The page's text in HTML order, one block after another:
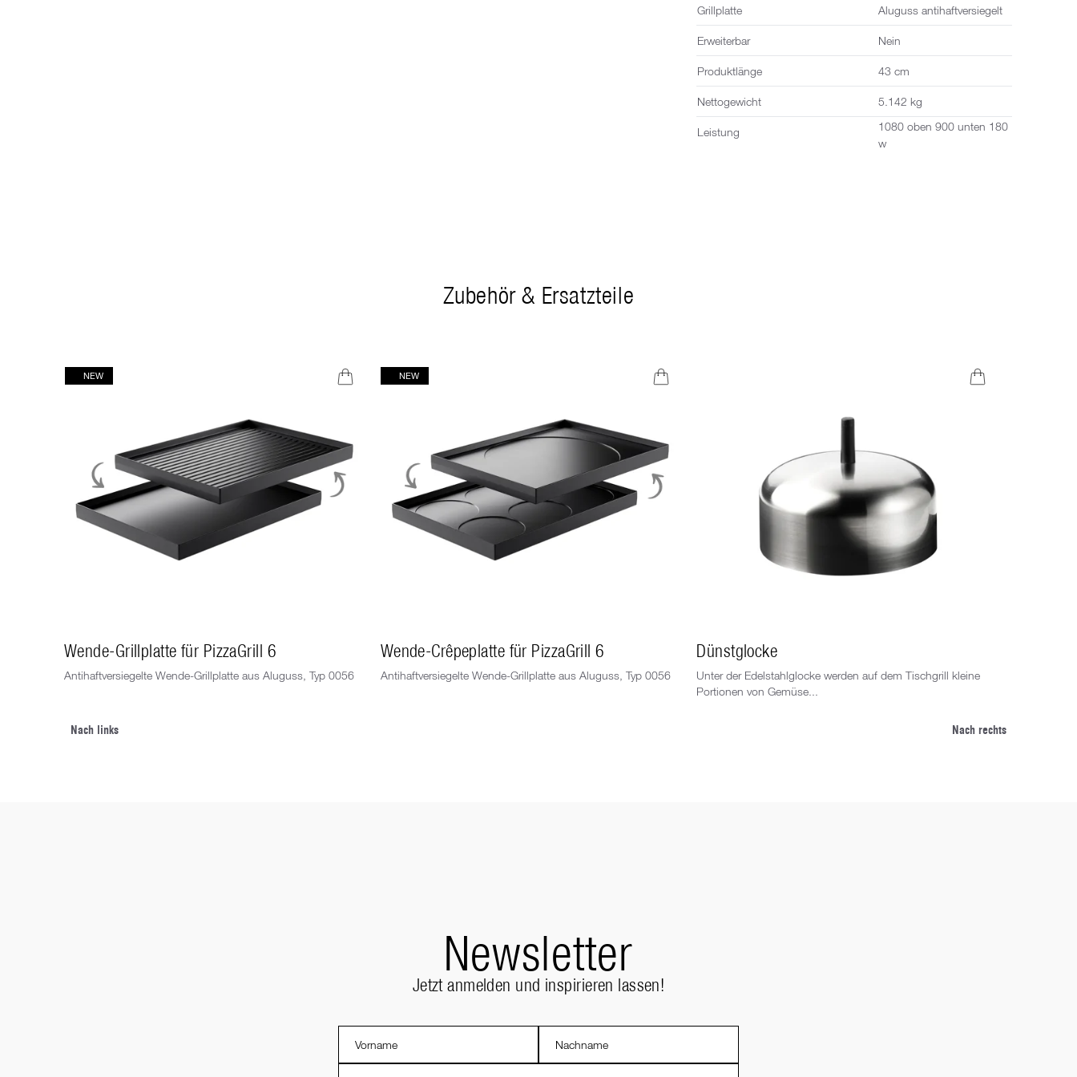
herzhafte Snacks.
Grillplatte
Aluguss antihaftversiegelt
Erweiterbar Nein
Produktlänge 43 cm
Nettogewicht 5.142 kg
Leistung
1080 oben 900 unten 180
w
Zubehör & Ersatzteile
NEW
Wende-Grillplatte für PizzaGrill 6
Antihaftversiegelte Wende-Grillplatte aus Aluguss, Typ 0056
NEW
Wende-Crêpeplatte für PizzaGrill 6
Antihaftversiegelte Wende-Grillplatte aus Aluguss, Typ 0056
Dünstglocke
Unter der Edelstahlglocke werden auf dem Tischgrill kleine
Portionen von Gemüse...
Nach links Nach rechts
Newsletter
Jetzt anmelden und inspirieren lassen!